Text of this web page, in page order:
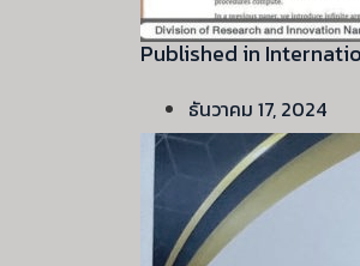
Published in
ธันวาคม 17, 2024